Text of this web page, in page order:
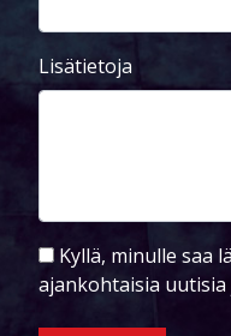
Lisätietoja
Kyllä, minulle saa
ajankohtaisia